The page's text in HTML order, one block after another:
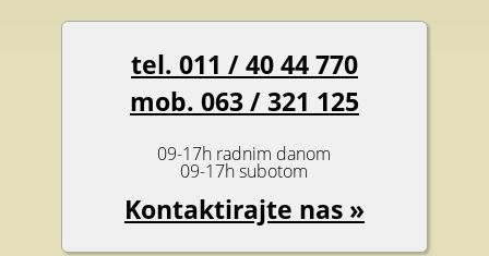
tel. 011 / 40 44 770
mob. 063 / 321 125
09-17h radnim danom
09-17h subotom
Kontaktirajte nas »